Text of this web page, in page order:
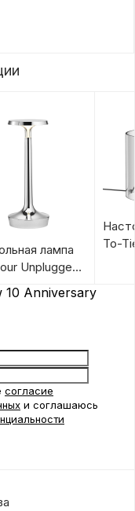
лампа
Unplugged
To-
10 Anniversary
согласие
и соглашаюсь